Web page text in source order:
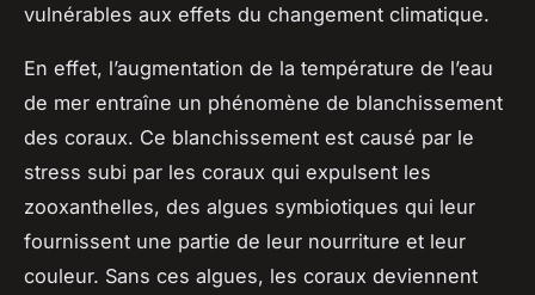
vulnérables aux effets du changement climatique.
En effet, l’augmentation de la température de l’eau
de mer entraîne un phénomène de blanchissement
des coraux. Ce blanchissement est causé par le
stress subi par les coraux qui expulsent les
zooxanthelles, des algues symbiotiques qui leur
fournissent une partie de leur nourriture et leur
couleur. Sans ces algues, les coraux deviennent